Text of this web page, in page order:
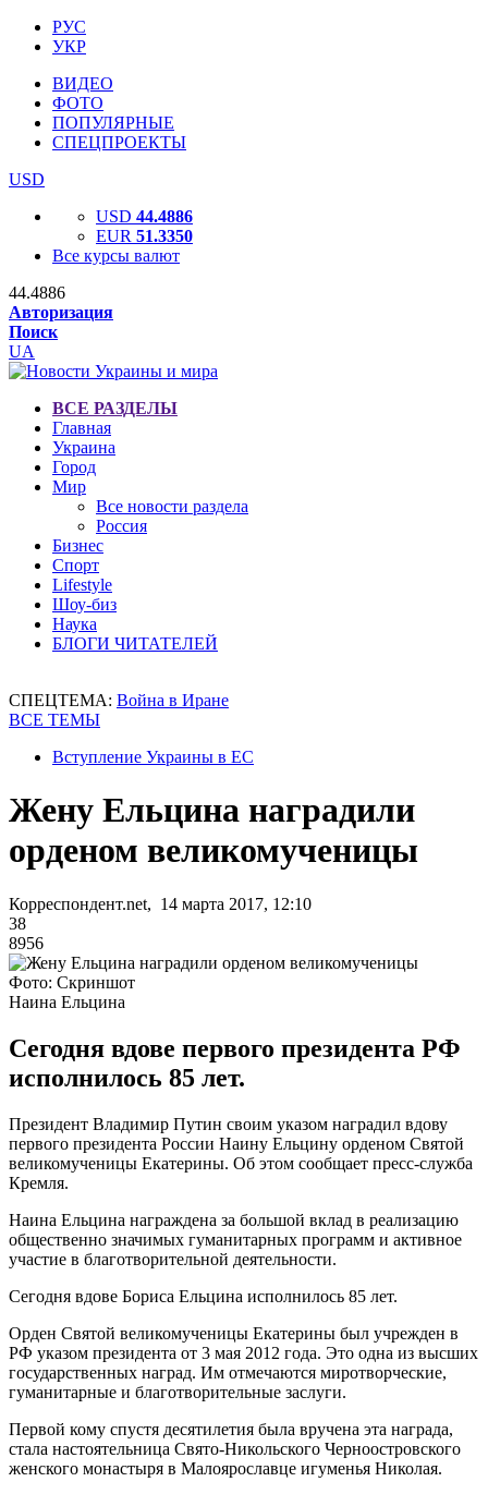
РУС
УКР
ВИДЕО
ФОТО
ПОПУЛЯРНЫЕ
СПЕЦПРОЕКТЫ
USD
USD 44.4886
EUR 51.3350
Все курсы валют
44.4886
Авторизация
Поиск
UA
ВСЕ РАЗДЕЛЫ
Главная
Украина
Город
Мир
Все новости раздела
Россия
Бизнес
Спорт
Lifestyle
Шоу-биз
Наука
БЛОГИ ЧИТАТЕЛЕЙ
СПЕЦТЕМА: Война в Иране
ВСЕ ТЕМЫ
Вступление Украины в ЕС
Жену Ельцина наградили
орденом великомученицы
Корреспондент.net, 14 марта 2017, 12:10
38
8956
Фото: Скриншот
Наина Ельцина
Сегодня вдове первого президента РФ
исполнилось 85 лет.
Президент Владимир Путин своим указом наградил вдову
первого президента России Наину Ельцину орденом Святой
великомученицы Екатерины. Об этом сообщает пресс-служба
Кремля.
Наина Ельцина награждена за большой вклад в реализацию
общественно значимых гуманитарных программ и активное
участие в благотворительной деятельности.
Сегодня вдове Бориса Ельцина исполнилось 85 лет.
Орден Святой великомученицы Екатерины был учрежден в
РФ указом президента от 3 мая 2012 года. Это одна из высших
государственных наград. Им отмечаются миротворческие,
гуманитарные и благотворительные заслуги.
Первой кому спустя десятилетия была вручена эта награда,
стала настоятельница Свято-Никольского Черноостровского
женского монастыря в Малоярославце игуменья Николая.